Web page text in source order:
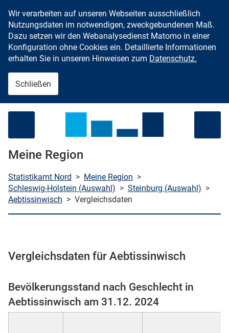
Zum Inhalt springen
Wir verarbeiten auf unseren Webseiten ausschließlich
Nutzungsdaten im notwendigen, zweckgebundenen Maß.
Dazu setzen wir den Webanalysedienst Matomo in einer
Konfiguration ohne Cookies ein. Detaillierte Informationen
erhalten Sie in unseren Hinweisen zum Datenschutz.
Schließen
Meine Region
Statistikamt Nord > Meine Region >
Schleswig-Holstein (Auswahl) > Steinburg (Auswahl) >
Aebtissinwisch > Vergleichsdaten
Vergleichsdaten für Aebtissinwisch
Bevölkerungsstand nach Geschlecht in
Aebtissinwisch am 31.12. 2024